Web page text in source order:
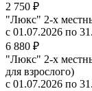
2 750 ₽
"Люкс" 2-х
с 01.07.2026 по
6 880 ₽
"Люкс" 2-х
для взрослого)
с 01.07.2026 по